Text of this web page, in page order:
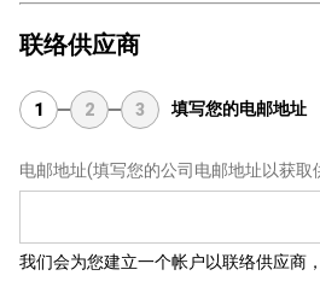
联络供应商
1 2 3 填写您的电邮地址
电邮地址(填写您的公司电邮地址以获取
我们会为您建立一个帐户以联络供应商